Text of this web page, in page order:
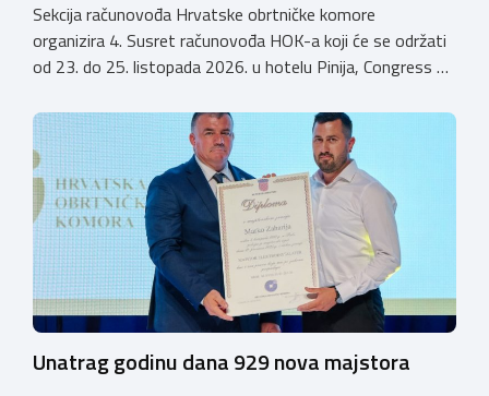
Sekcija računovođa Hrvatske obrtničke komore
organizira 4. Susret računovođa HOK-a koji će se održati
od 23. do 25. listopada 2026. u hotelu Pinija, Congress &
otvoren u petak, 23. listopada 2026. u
poslijepodnevnim, uz uvodno predavanje i pozdrav
domaćina. Tijekom subote, 24. listopada, održavat će se
predavanja, interaktivne radionice te okrugli stolovi na
aktualne teme. […]
Unatrag godinu dana 929 nova majstora